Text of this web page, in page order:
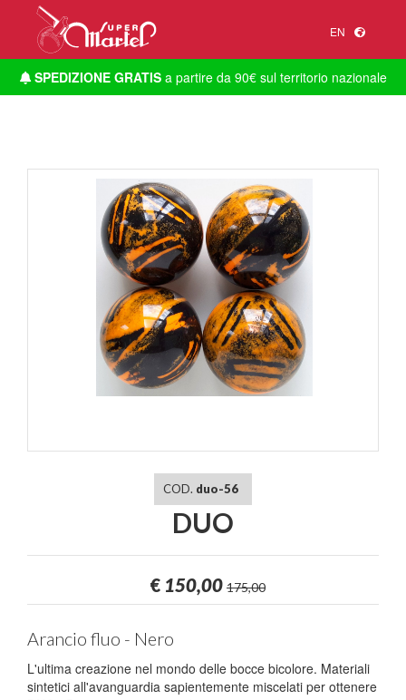
EN
SPEDIZIONE GRATISa partire da 90€ sul territorio nazionale
COD. duo-56
DUO
€ 150,00 175,00
Arancio fluo - Nero
L'ultima creazione nel mondo delle bocce bicolore. Materiali
sintetici all'avanguardia sapientemente miscelati per ottenere